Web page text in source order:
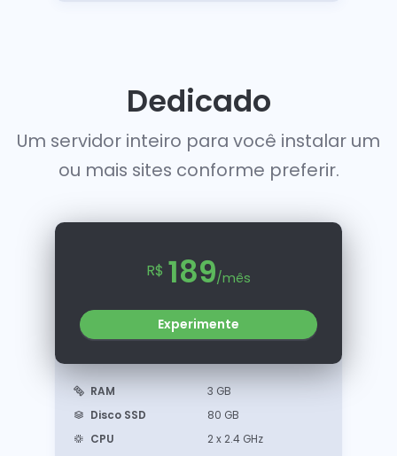
Dedicado
Um servidor inteiro para você instalar um
ou mais sites conforme preferir.
R$ 189/mês
Experimente
RAM
3 GB
Disco SSD
80 GB
CPU
2 x 2.4 GHz